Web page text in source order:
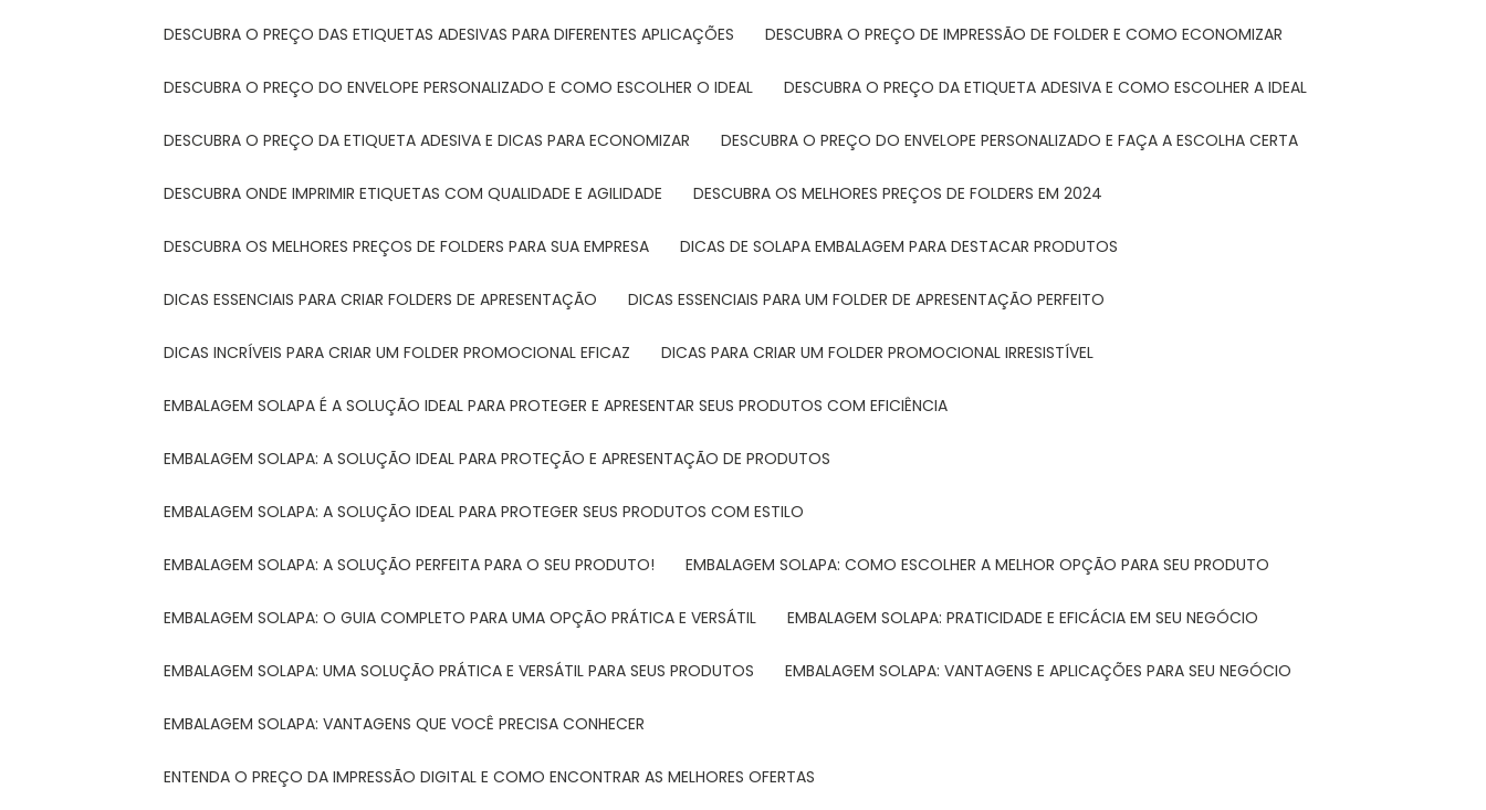
DESCUBRA O PREÇO DAS ETIQUETAS ADESIVAS PARA DIFERENTES APLICAÇÕES DESCUBRA O PREÇO DE IMPRESSÃO DE FOLDER E COMO ECONOMIZAR
DESCUBRA O PREÇO DO ENVELOPE PERSONALIZADO E COMO ESCOLHER O IDEAL DESCUBRA O PREÇO DA ETIQUETA ADESIVA E COMO ESCOLHER A IDEAL
DESCUBRA O PREÇO DA ETIQUETA ADESIVA E DICAS PARA ECONOMIZAR DESCUBRA O PREÇO DO ENVELOPE PERSONALIZADO E FAÇA A ESCOLHA CERTA
DESCUBRA ONDE IMPRIMIR ETIQUETAS COM QUALIDADE E AGILIDADE DESCUBRA OS MELHORES PREÇOS DE FOLDERS EM 2024
DESCUBRA OS MELHORES PREÇOS DE FOLDERS PARA SUA EMPRESA DICAS DE SOLAPA EMBALAGEM PARA DESTACAR PRODUTOS
DICAS ESSENCIAIS PARA CRIAR FOLDERS DE APRESENTAÇÃO DICAS ESSENCIAIS PARA UM FOLDER DE APRESENTAÇÃO PERFEITO
DICAS INCRÍVEIS PARA CRIAR UM FOLDER PROMOCIONAL EFICAZ DICAS PARA CRIAR UM FOLDER PROMOCIONAL IRRESISTÍVEL
EMBALAGEM SOLAPA É A SOLUÇÃO IDEAL PARA PROTEGER E APRESENTAR SEUS PRODUTOS COM EFICIÊNCIA
EMBALAGEM SOLAPA: A SOLUÇÃO IDEAL PARA PROTEÇÃO E APRESENTAÇÃO DE PRODUTOS
EMBALAGEM SOLAPA: A SOLUÇÃO IDEAL PARA PROTEGER SEUS PRODUTOS COM ESTILO
EMBALAGEM SOLAPA: A SOLUÇÃO PERFEITA PARA O SEU PRODUTO! EMBALAGEM SOLAPA: COMO ESCOLHER A MELHOR OPÇÃO PARA SEU PRODUTO
EMBALAGEM SOLAPA: O GUIA COMPLETO PARA UMA OPÇÃO PRÁTICA E VERSÁTIL EMBALAGEM SOLAPA: PRATICIDADE E EFICÁCIA EM SEU NEGÓCIO
EMBALAGEM SOLAPA: UMA SOLUÇÃO PRÁTICA E VERSÁTIL PARA SEUS PRODUTOS EMBALAGEM SOLAPA: VANTAGENS E APLICAÇÕES PARA SEU NEGÓCIO
EMBALAGEM SOLAPA: VANTAGENS QUE VOCÊ PRECISA CONHECER
ENTENDA O PREÇO DA IMPRESSÃO DIGITAL E COMO ENCONTRAR AS MELHORES OFERTAS